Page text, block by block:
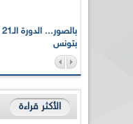
بتونس
الأكثر قراءة